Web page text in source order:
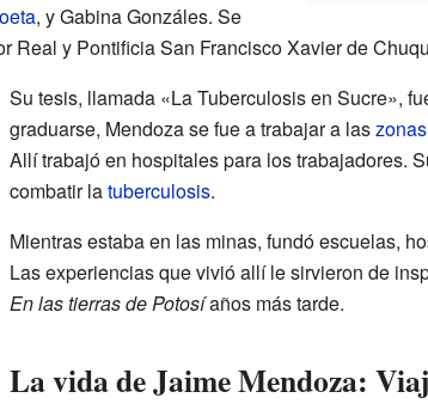
, y Gabina Gonzáles. Se
Real y Pontificia San Francisco Xavier de
Su tesis, llamada «La Tuberculosis en Sucre»,
graduarse, Mendoza se fue a trabajar a las
Allí trabajó en hospitales para los trabajadores.
combatir latuberculosis.
Mientras estaba en las minas, fundó escuelas,
Las experiencias que vivió allí le sirvieron de
En las tierras de Potosíaños más tarde.
La vida de Jaime Mendoza: